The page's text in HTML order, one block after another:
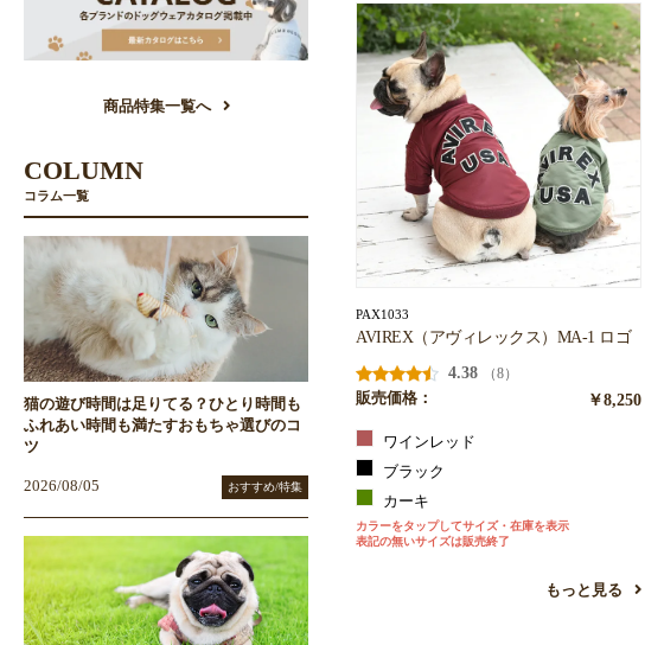
PAX1033
AVIREX（アヴィレックス）MA-1 ロゴ
4.38
（8）
販売価格：
￥8,250
ワインレッド
ブラック
カーキ
カラーをタップしてサイズ・在庫を表示
表記の無いサイズは販売終了
もっと見る
商品特集一覧へ
COLUMN
コラム一覧
猫の遊び時間は足りてる？ひとり時間も
ふれあい時間も満たすおもちゃ選びのコ
ツ
2026/08/05 おすすめ/特集